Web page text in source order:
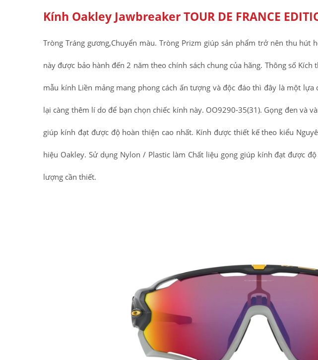
Kính Oakley Jawbreaker TOUR DE FRANCE
Tròng Tráng gương,Chuyển màu. Tròng Prizm giúp sản phẩm trở nên thu hút
này được bảo hành đến 2 năm theo chính sách chung của hãng. Thông số
mẫu kính Liền mảng mang phong cách ấn tượng và độc đáo thì đây là một
lại càng thêm lí do để bạn chọn chiếc kính này. OO9290-35(31). Gọng đen và
giúp kính đạt được độ hoàn thiện cao nhất. Kính được thiết kế theo kiểu
hiệu Oakley. Sử dụng Nylon / Plastic làm Chất liệu gọng giúp kính đạt được
lượng cần thiết.